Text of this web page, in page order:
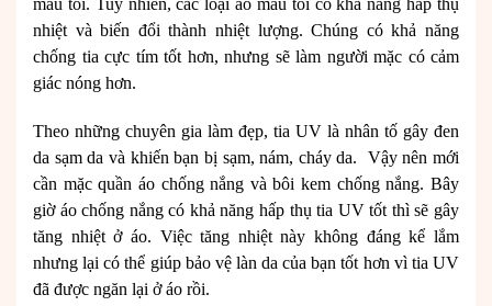
màu tối. Tuy nhiên, các loại áo màu tối có khả năng hấp thụ
nhiệt và biến đổi thành nhiệt lượng. Chúng có khả năng
chống tia cực tím tốt hơn, nhưng sẽ làm người mặc có cảm
giác nóng hơn.
Theo những chuyên gia làm đẹp, tia UV là nhân tố gây đen
da sạm da và khiến bạn bị sạm, nám, cháy da. Vậy nên mới
cần mặc quần áo chống nắng và bôi kem chống nắng. Bây
giờ áo chống nắng có khả năng hấp thụ tia UV tốt thì sẽ gây
tăng nhiệt ở áo. Việc tăng nhiệt này không đáng kể lắm
nhưng lại có thể giúp bảo vệ làn da của bạn tốt hơn vì tia UV
đã được ngăn lại ở áo rồi.